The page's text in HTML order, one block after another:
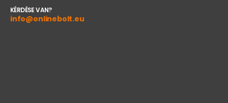
KÉRDÉSE VAN?
info@onlinebolt.eu